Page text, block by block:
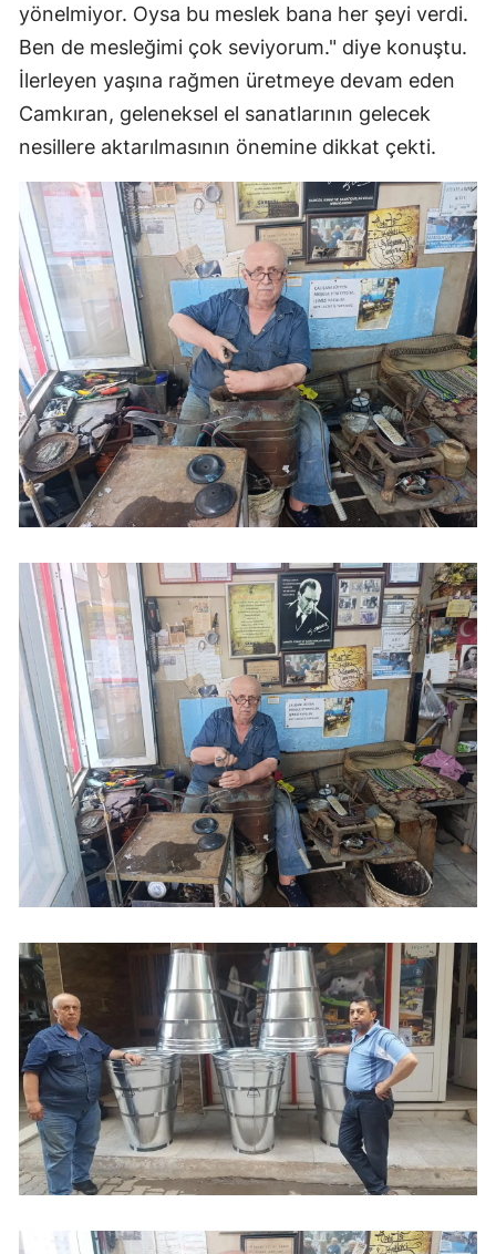
yönelmiyor. Oysa bu meslek bana her şeyi verdi.
Ben de mesleğimi çok seviyorum." diye konuştu.
İlerleyen yaşına rağmen üretmeye devam eden
Camkıran, geleneksel el sanatlarının gelecek
nesillere aktarılmasının önemine dikkat çekti.